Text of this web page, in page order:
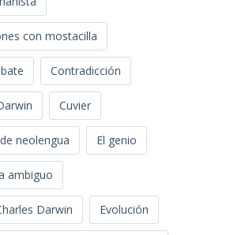
con mostacilla
Contradicción
Cuvier
neolengua El genio
ambiguo
Darwin Evolución